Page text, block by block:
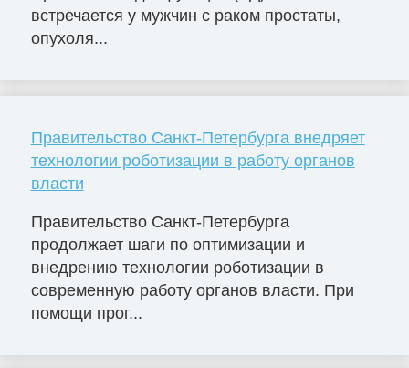
встречается у мужчин с раком простаты,
опухоля...
Правительство Санкт-Петербурга внедряет
технологии роботизации в работу органов
власти
Правительство Санкт-Петербурга
продолжает шаги по оптимизации и
внедрению технологии роботизации в
современную работу органов власти. При
помощи прог...